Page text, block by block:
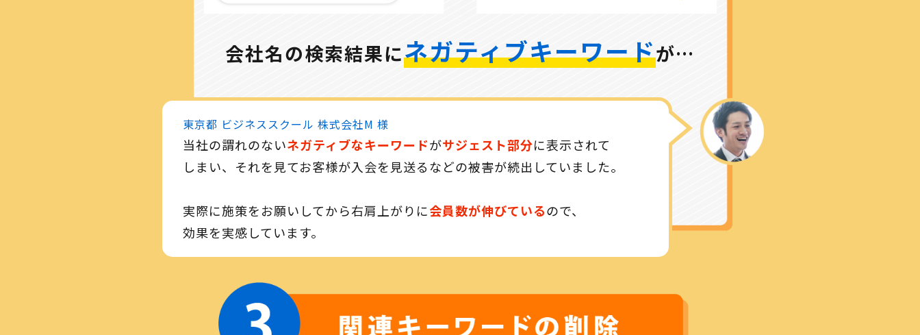
会社名の検索結果にネガティブキーワードが…
東京都 ビジネススクール 株式会社M 様
当社の謂れのないネガティブなキーワードがサジェスト部分に表示されて
しまい、それを見てお客様が入会を見送るなどの被害が続出していました。
​実際に施策をお願いしてから右肩上がりに会員数が伸びているので、
効果を実感しています。